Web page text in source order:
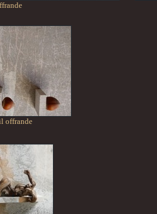
offrande